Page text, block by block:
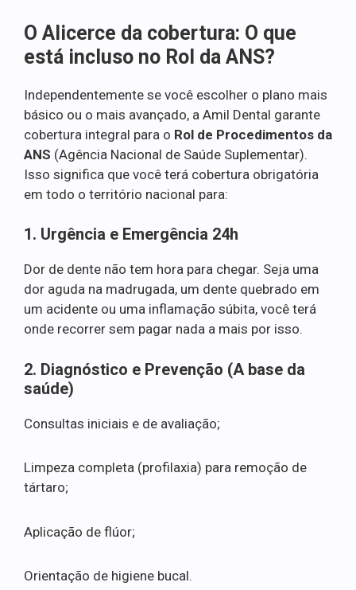
O Alicerce da cobertura: O que
está incluso no Rol da ANS?
Independentemente se você escolher o plano mais
básico ou o mais avançado, a Amil Dental garante
cobertura integral para o Rol de Procedimentos da
ANS (Agência Nacional de Saúde Suplementar).
Isso significa que você terá cobertura obrigatória
em todo o território nacional para:
1. Urgência e Emergência 24h
Dor de dente não tem hora para chegar. Seja uma
dor aguda na madrugada, um dente quebrado em
um acidente ou uma inflamação súbita, você terá
onde recorrer sem pagar nada a mais por isso.
2. Diagnóstico e Prevenção (A base da
saúde)
Consultas iniciais e de avaliação;
Limpeza completa (profilaxia) para remoção de
tártaro;
Aplicação de flúor;
Orientação de higiene bucal.